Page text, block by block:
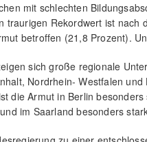
mit schlechten
traurigen Rekordwert ist
betroffen (21,8 Prozent).
sich große regionale
Nordrhein- Westfalen
die Armut in Berlin
im Saarland besonders